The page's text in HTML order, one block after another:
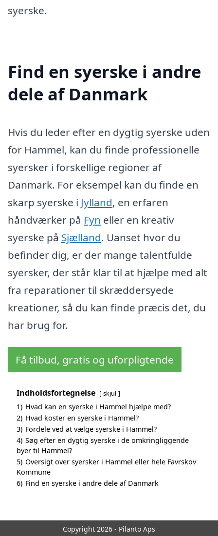
syerske.
Find en syerske i andre
dele af Danmark
Hvis du leder efter en dygtig syerske uden
for Hammel, kan du finde professionelle
syersker i forskellige regioner af
Danmark. For eksempel kan du finde en
skarp syerske i Jylland, en erfaren
håndværker på Fyn eller en kreativ
syerske på Sjælland. Uanset hvor du
befinder dig, er der mange talentfulde
syersker, der står klar til at hjælpe med alt
fra reparationer til skræddersyede
kreationer, så du kan finde præcis det, du
har brug for.
Få tilbud, gratis og uforpligtende
Indholdsfortegnelse skjul
1) Hvad kan en syerske i Hammel hjælpe med?
2) Hvad koster en syerske i Hammel?
3) Fordele ved at vælge syerske i Hammel?
4) Søg efter en dygtig syerske i de omkringliggende
byer til Hammel?
5) Oversigt over syersker i Hammel eller hele Favrskov
Kommune
6) Find en syerske i andre dele af Danmark
Copyright 2026 - Pilanto Aps